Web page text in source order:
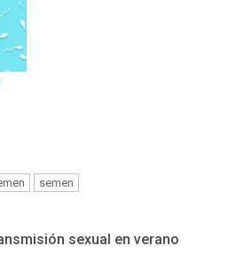
semen
sexual en verano
Hutíes de Yemen dicen que